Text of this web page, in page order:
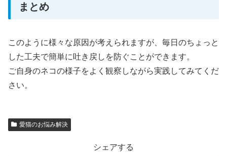
まとめ
このように様々な原因が考えられますが、毎日のちょっと
した工夫で簡単に吐き戻しを防ぐことができます。
ご自身のネコの様子をよく観察しながら実践してみてくだ
さい。
愛猫のお悩み解決
シェアする